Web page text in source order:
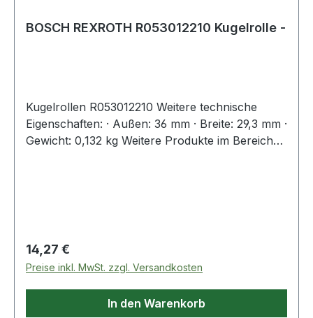
BOSCH REXROTH R053012210 Kugelrolle -
Kugelrollen R053012210 Weitere technische
Eigenschaften: · Außen: 36 mm · Breite: 29,3 mm ·
Gewicht: 0,132 kg Weitere Produkte im Bereich
Regulärer Preis:
14,27 €
Preise inkl. MwSt. zzgl. Versandkosten
In den Warenkorb